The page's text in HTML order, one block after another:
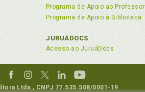
Programa de Apoio ao Professor
Programa de Apoio à Biblioteca
JURUÁDOCS
Acesso ao JuruáDocs
Ltda., CNPJ 77.535.508/0001-19